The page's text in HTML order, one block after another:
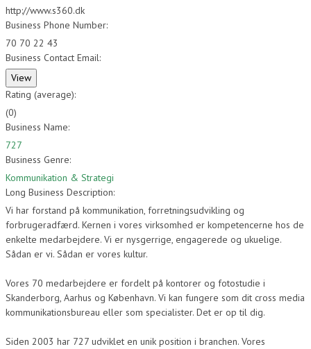
http://www.s360.dk
Business Phone Number:
70 70 22 43
Business Contact Email:
Rating (average):
(0)
Business Name:
727
Business Genre:
Kommunikation & Strategi
Long Business Description:
Vi har forstand på kommunikation, forretningsudvikling og
forbrugeradfærd. Kernen i vores virksomhed er kompetencerne hos de
enkelte medarbejdere. Vi er nysgerrige, engagerede og ukuelige.
Sådan er vi. Sådan er vores kultur.
Vores 70 medarbejdere er fordelt på kontorer og fotostudie i
Skanderborg, Aarhus og København. Vi kan fungere som dit cross media
kommunikationsbureau eller som specialister. Det er op til dig.
Siden 2003 har 727 udviklet en unik position i branchen. Vores